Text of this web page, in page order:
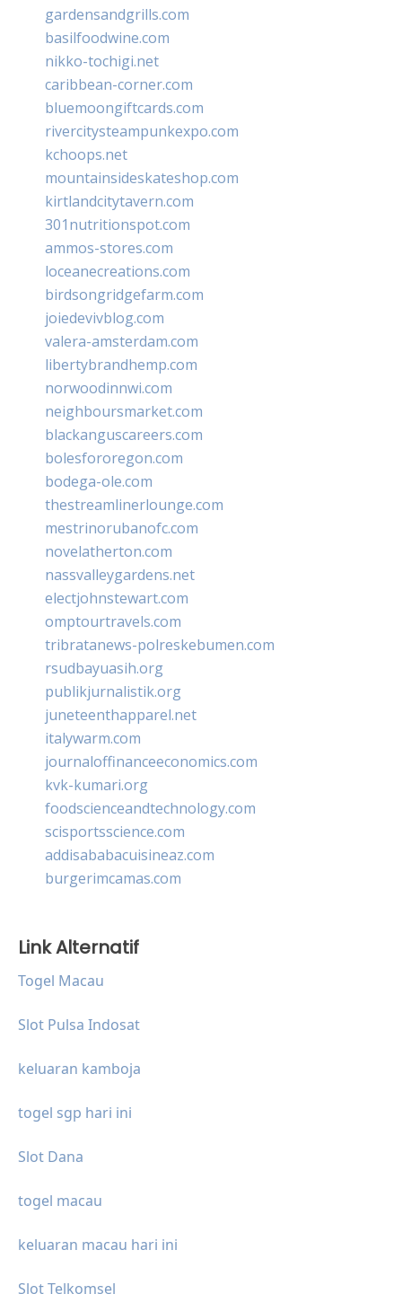
gardensandgrills.com
basilfoodwine.com
nikko-tochigi.net
caribbean-corner.com
bluemoongiftcards.com
rivercitysteampunkexpo.com
kchoops.net
mountainsideskateshop.com
kirtlandcitytavern.com
301nutritionspot.com
ammos-stores.com
loceanecreations.com
birdsongridgefarm.com
joiedevivblog.com
valera-amsterdam.com
libertybrandhemp.com
norwoodinnwi.com
neighboursmarket.com
blackanguscareers.com
bolesfororegon.com
bodega-ole.com
thestreamlinerlounge.com
mestrinorubanofc.com
novelatherton.com
nassvalleygardens.net
electjohnstewart.com
omptourtravels.com
tribratanews-polreskebumen.com
rsudbayuasih.org
publikjurnalistik.org
juneteenthapparel.net
italywarm.com
journaloffinanceeconomics.com
kvk-kumari.org
foodscienceandtechnology.com
scisportsscience.com
addisababacuisineaz.com
burgerimcamas.com
Link Alternatif
Togel Macau
Slot Pulsa Indosat
keluaran kamboja
togel sgp hari ini
Slot Dana
togel macau
keluaran macau hari ini
Slot Telkomsel